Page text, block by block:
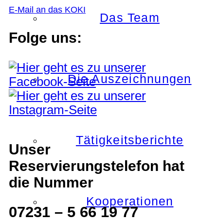
Das Team
Die Auszeichnungen
Tätigkeitsberichte
Kooperationen
E-Mail an das KOKI
Folge uns:
Unser
Reservierungstelefon hat
die Nummer
07231 – 5 66 19 77